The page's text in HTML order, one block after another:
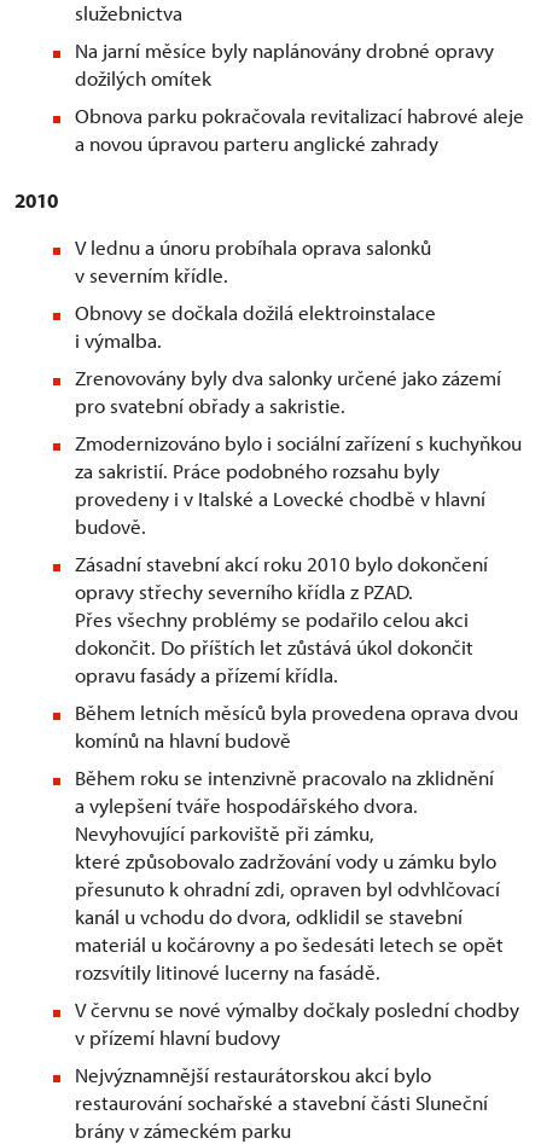
služebnictva
Na jarní měsíce byly naplánovány drobné opravy
dožilých omítek
Obnova parku pokračovala revitalizací habrové aleje
a novou úpravou parteru anglické zahrady
2010
V lednu a únoru probíhala oprava salonků
v severním křídle.
Obnovy se dočkala dožilá elektroinstalace
i výmalba.
Zrenovovány byly dva salonky určené jako zázemí
pro svatební obřady a sakristie.
Zmodernizováno bylo i sociální zařízení s kuchyňkou
za sakristií. Práce podobného rozsahu byly
provedeny i v Italské a Lovecké chodbě v hlavní
budově.
Zásadní stavební akcí roku 2010 bylo dokončení
opravy střechy severního křídla z PZAD.
Přes všechny problémy se podařilo celou akci
dokončit. Do příštích let zůstává úkol dokončit
opravu fasády a přízemí křídla.
Během letních měsíců byla provedena oprava dvou
komínů na hlavní budově
Během roku se intenzivně pracovalo na zklidnění
a vylepšení tváře hospodářského dvora.
Nevyhovující parkoviště při zámku,
které způsobovalo zadržování vody u zámku bylo
přesunuto k ohradní zdi, opraven byl odvhlčovací
kanál u vchodu do dvora, odklidil se stavební
materiál u kočárovny a po šedesáti letech se opět
rozsvítily litinové lucerny na fasádě.
V červnu se nové výmalby dočkaly poslední chodby
v přízemí hlavní budovy
Nejvýznamnější restaurátorskou akcí bylo
restaurování sochařské a stavební části Sluneční
brány v zámeckém parku